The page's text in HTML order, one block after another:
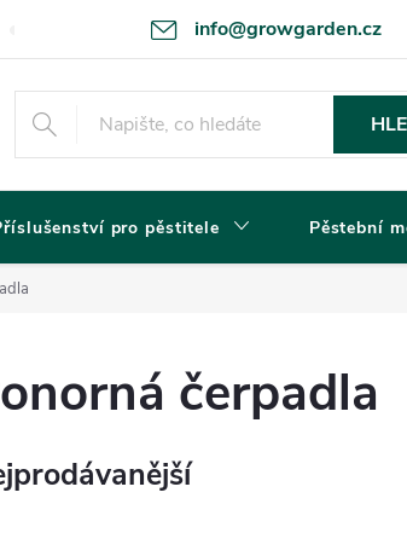
info@growgarden.cz
Odstoupení od smlouvy Zásady ochrany
pro pěstitele Pěstební
čerpadla